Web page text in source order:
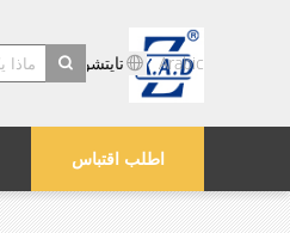
تايتشو Kayond الماكينات والشركة المحدودة
Arabic
اطلب اقتباس